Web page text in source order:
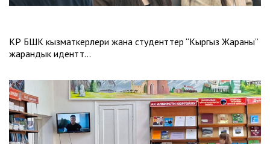
КР БШК кызматкерлери жана студенттер “Кыргыз Жараны”
жарандык иденттү…